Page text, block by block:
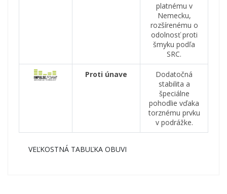
platnému v
Nemecku,
rozšírenému o
odolnosť proti
šmyku podľa
SRC.
Proti únave
Dodatočná
stabilita a
špeciálne
pohodlie vďaka
torznému prvku
v podrážke.
VEĽKOSTNÁ TABUĽKA OBUVI